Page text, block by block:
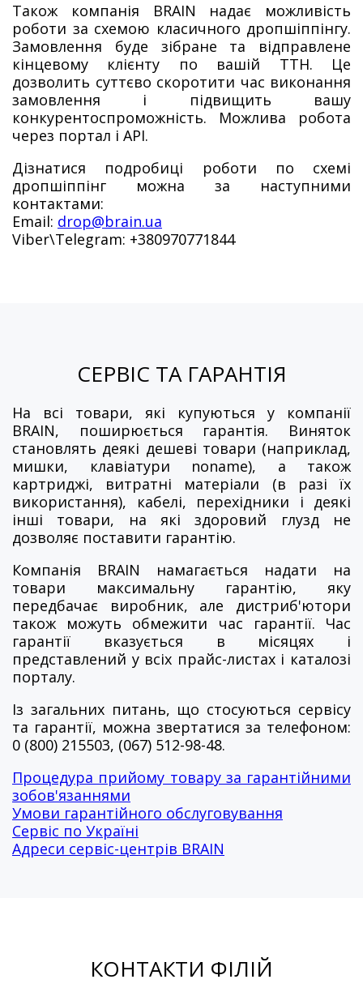
Також компанія BRAIN надає можливість
роботи за схемою класичного дропшіппінгу.
Замовлення буде зібране та відправлене
кінцевому клієнту по вашій ТТН. Це
дозволить суттєво скоротити час виконання
замовлення і підвищить вашу
конкурентоспроможність. Можлива робота
через портал і API.
Дізнатися подробиці роботи по схемі
дропшіппінг можна за наступними
контактами:
Email: drop@brain.ua
Viber\Telegram: +380970771844
СЕРВІС ТА ГАРАНТІЯ
На всі товари, які купуються у компанії
BRAIN, поширюється гарантія. Виняток
становлять деякі дешеві товари (наприклад,
мишки, клавіатури noname), а також
картриджі, витратні матеріали (в разі їх
використання), кабелі, перехідники і деякі
інші товари, на які здоровий глузд не
дозволяє поставити гарантію.
Компанія BRAIN намагається надати на
товари максимальну гарантію, яку
передбачає виробник, але дистриб'ютори
також можуть обмежити час гарантії. Час
гарантії вказується в місяцях і
представлений у всіх прайс-листах і каталозі
порталу.
Із загальних питань, що стосуються сервісу
та гарантії, можна звертатися за телефоном:
0 (800) 215503, (067) 512-98-48.
Процедура прийому товару за гарантійними
зобов'язаннями
Умови гарантійного обслуговування
Сервіс по Україні
Адреси сервіс-центрів BRAIN
КОНТАКТИ ФІЛІЙ